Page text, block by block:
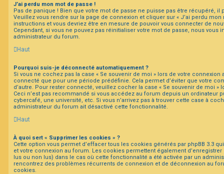
J’ai perdu mon mot de passe !
Pas de panique ! Bien que votre mot de passe ne puisse pas être récupéré,
Veuillez vous rendre sur la page de connexion et cliquer sur « J’ai perdu mon
instructions et vous devriez être en mesure de pouvoir vous connecter de
Cependant, si vous ne pouvez pas réinitialiser votre mot de passe, nous vous
administrateur du forum.
Haut
Pourquoi suis-je déconnecté automatiquement ?
Si vous ne cochez pas la case « Se souvenir de moi » lors de votre connexion
connecté que pour une période prédéfinie. Cela permet d’éviter que votre
d’autre. Pour rester connecté, veuillez cocher la case « Se souvenir de moi »
Ceci n’est pas recommandé si vous accédez au forum depuis un ordinateur
cybercafé, une université, etc. Si vous n’arrivez pas à trouver cette case à
administrateur du forum ait désactivé cette fonctionnalité.
Haut
À quoi sert « Supprimer les cookies » ?
Cette option vous permet d’effacer tous les cookies générés par phpBB 3.3
et votre connexion au forum. Les cookies permettent également d’enregistrer
lus ou non lus) dans le cas où cette fonctionnalité a été activée par un
rencontrez des problèmes récurrents de connexion et de déconnexion au
cookies.